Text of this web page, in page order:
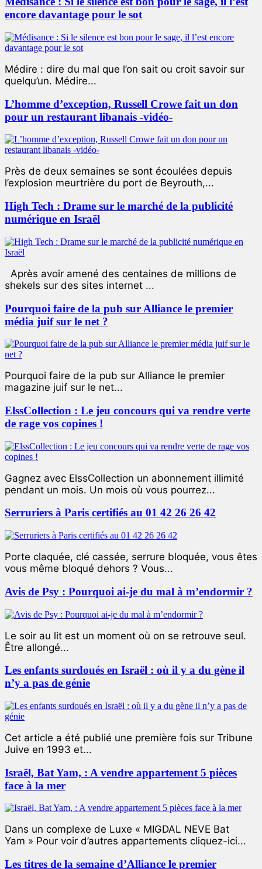
encore davantage pour le sot
Médire : dire du mal que l’on sait ou croit savoir sur
quelqu’un. Médire...
L’homme d’exception, Russell Crowe fait un don
pour un restaurant libanais -vidéo-
Près de deux semaines se sont écoulées depuis
l’explosion meurtrière du port de Beyrouth,...
High Tech : Drame sur le marché de la publicité
numérique en Israël
Après avoir amené des centaines de millions de
shekels sur des sites internet ...
Pourquoi faire de la pub sur Alliance le premier
média juif sur le net ?
Pourquoi faire de la pub sur Alliance le premier
magazine juif sur le net...
ElssCollection : Le jeu concours qui va rendre verte
de rage vos copines !
Gagnez avec ElssCollection un abonnement illimité
pendant un mois. Un mois où vous pourrez...
Serruriers à Paris certifiés au 01 42 26 26 42
Porte claquée, clé cassée, serrure bloquée, vous êtes
vous même bloqué dehors ? Vous...
Avis de Psy : Pourquoi ai-je du mal à m’endormir ?
Le soir au lit est un moment où on se retrouve seul.
Être allongé...
Les enfants surdoués en Israël : où il y a du gène il
n’y a pas de génie
Cet article a été publié une première fois sur Tribune
Juive en 1993 et...
Israël, Bat Yam, : A vendre appartement 5 pièces
face à la mer
Dans un complexe de Luxe « MIGDAL NEVE Bat
Yam » Pour voir d’autres appartements cliquez-ici...
Les titres de la semaine d’Alliance le premier